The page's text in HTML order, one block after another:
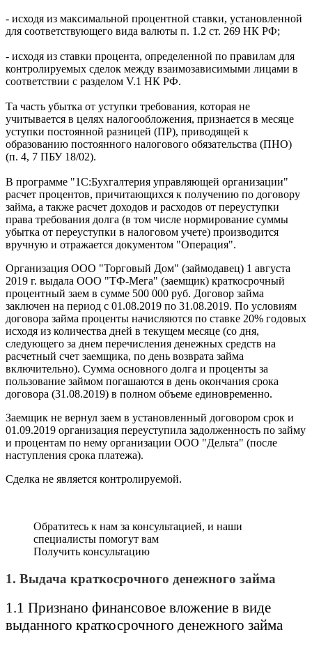
- исходя из максимальной процентной ставки, установленной
для соответствующего вида валюты п. 1.2 ст. 269 НК РФ;
- исходя из ставки процента, определенной по правилам для
контролируемых сделок между взаимозависимыми лицами в
соответствии с разделом V.1 НК РФ.
Та часть убытка от уступки требования, которая не
учитывается в целях налогообложения, признается в месяце
уступки постоянной разницей (ПР), приводящей к
образованию постоянного налогового обязательства (ПНО)
(п. 4, 7 ПБУ 18/02).
В программе "1С:Бухгалтерия управляющей организации"
расчет процентов, причитающихся к получению по договору
займа, а также расчет доходов и расходов от переуступки
права требования долга (в том числе нормирование суммы
убытка от переуступки в налоговом учете) производится
вручную и отражается документом "Операция".
Организация ООО "Торговый Дом" (займодавец) 1 августа
2019 г. выдала ООО "ТФ-Мега" (заемщик) краткосрочный
процентный заем в сумме 500 000 руб. Договор займа
заключен на период с 01.08.2019 по 31.08.2019. По условиям
договора займа проценты начисляются по ставке 20% годовых
исходя из количества дней в текущем месяце (со дня,
следующего за днем перечисления денежных средств на
расчетный счет заемщика, по день возврата займа
включительно). Сумма основного долга и проценты за
пользование займом погашаются в день окончания срока
договора (31.08.2019) в полном объеме единовременно.
Заемщик не вернул заем в установленный договором срок и
01.09.2019 организация переуступила задолженность по займу
и процентам по нему организации ООО "Дельта" (после
наступления срока платежа).
Сделка не является контролируемой.
Обратитесь к нам за консультацией, и наши
специалисты помогут вам
Получить консультацию
1. Выдача краткосрочного денежного займа
1.1 Признано финансовое вложение в виде
выданного краткосрочного денежного займа